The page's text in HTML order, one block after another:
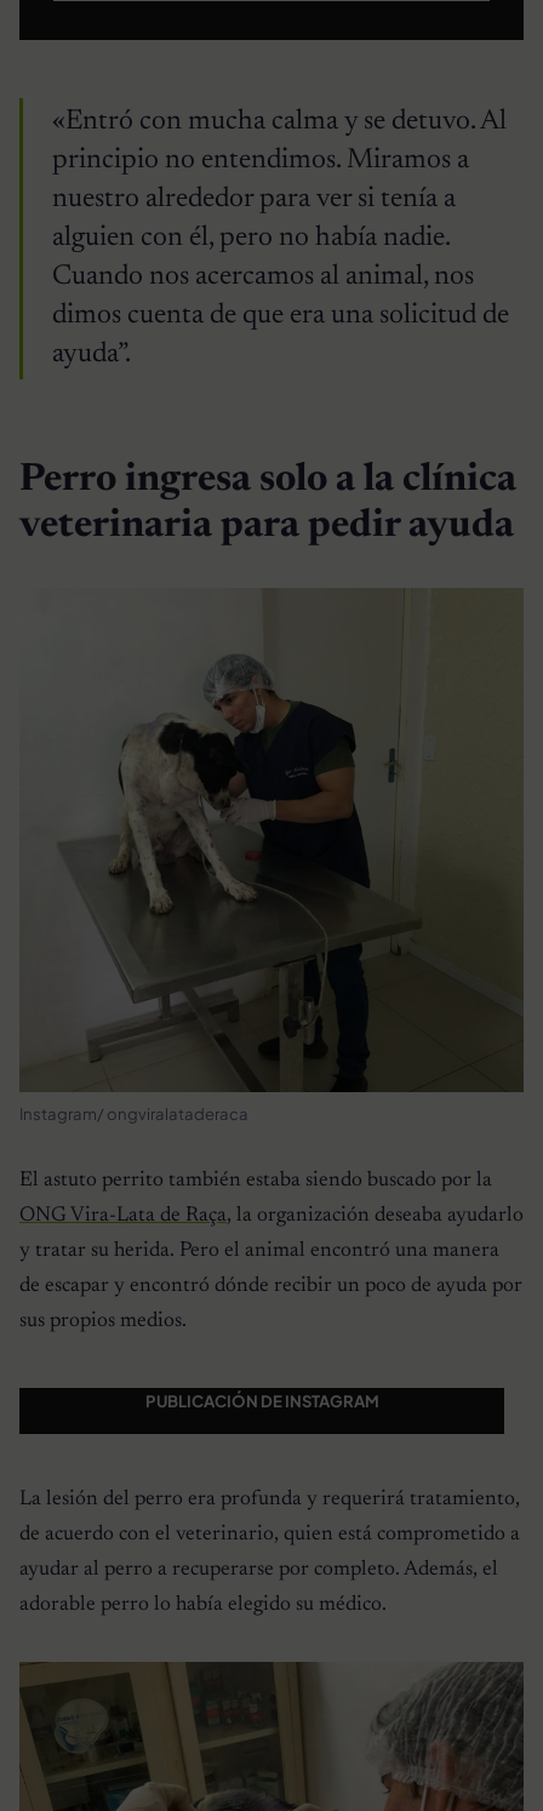
«Entró con mucha calma y se detuvo. Al
principio no entendimos. Miramos a
nuestro alrededor para ver si tenía a
alguien con él, pero no había nadie.
Cuando nos acercamos al animal, nos
dimos cuenta de que era una solicitud de
ayuda”.
Perro ingresa solo a la clínica
veterinaria para pedir ayuda
Instagram/ ongviralataderaca
El astuto perrito también estaba siendo buscado por la
ONG Vira-Lata de Raça, la organización deseaba ayudarlo
y tratar su herida. Pero el animal encontró una manera
de escapar y encontró dónde recibir un poco de ayuda por
sus propios medios.
PUBLICACIÓN DE INSTAGRAM
La lesión del perro era profunda y requerirá tratamiento,
de acuerdo con el veterinario, quien está comprometido a
ayudar al perro a recuperarse por completo. Además, el
adorable perro lo había elegido su médico.